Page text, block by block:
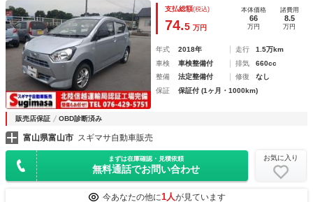
ル ＣＤ 衝突安全ボディ 運転席・助手席エアバック ＡＢ
Ｓ
支払総額(税込)
74.5 万円
本体価格
66
万円
諸費用
8.5
万円
年式 2018年 走行
1.5万km
車検
車検整備付 排気
660cc
整備
法定整備付 修復
なし
保証
保証付 (1ヶ月・1000km)
販売店保証 OBD診断済み
富山県富山市 スギマサ自動車販売
まずは在庫確認・見積依頼
無料通話でお問い合わせ
お気に入り
今あなたの他に1人が見ています